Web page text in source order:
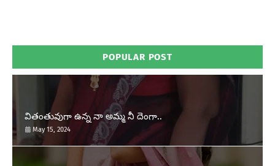
POPULAR POST
వితంతువుగా ఉన్న నా అమ్మ నీ దెంగా..
May 15, 2024